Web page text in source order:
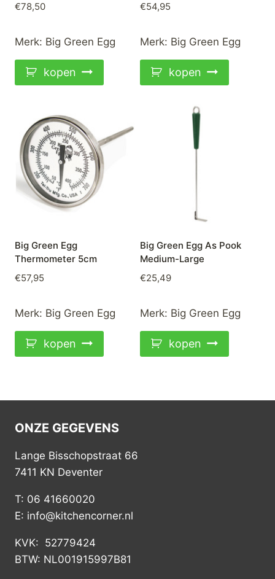
€78,50
Merk: Big Green Egg
kopen
€54,95
Merk: Big Green Egg
kopen
Big Green Egg
Thermometer 5cm
€57,95
Merk: Big Green Egg
kopen
Big Green Egg As Pook
Medium-Large
€25,49
Merk: Big Green Egg
kopen
ONZE GEGEVENS
Lange Bisschopstraat 66
7411 KN Deventer
T: 06 41660020
E: info@kitchencorner.nl
KVK: 52779424
BTW: NL001915997B81